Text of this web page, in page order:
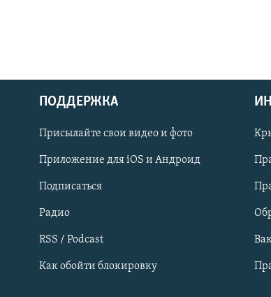
Українською
Qırımtatar
ПРИСОЕДИНЯЙТЕСЬ!
ПОДДЕРЖКА
Присылайте свои видео и фото
Приложение для iOS и Андроид
Подписаться
Радио
RSS / Podcast
Как обойти блокировку